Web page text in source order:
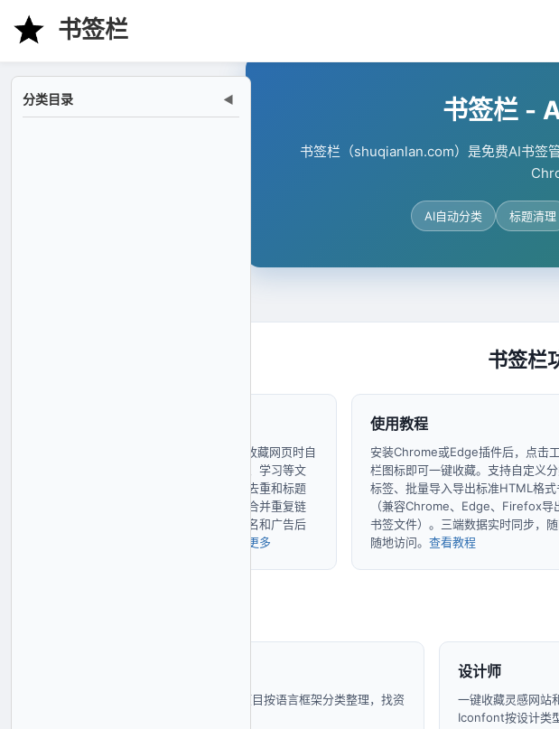
书签栏
书签栏 -
书签栏（shuqianlan.com）是免费AI书签
AI自动分类 标题清理
书签栏
AI自动分类基于NLP技术，收藏网页时自
动识别主题归入技术、设计、学习等文
件夹。支持精确去重、模糊去重和标题
清理三种模式，一键检测并合并重复链
接，智能去除标题中的网站名和广告后
了解更多
使用教程
安装Chrome或Edge插件后，点击
栏图标即可一键收藏。支持自定义
标签、批量导入导出标准HTML格式
（兼容Chrome、Edge、Firefox导
书签文件）。三端数据实时同步，
随地访问。 查看教程
自动将技术文档、GitHub项目按语言框架分类整理，找资
设计师
一键收藏灵感网站
Iconfont按设计类
分类目录 ◀